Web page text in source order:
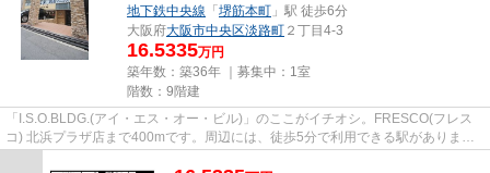
地下鉄中央線 「堺筋本町 」駅 徒歩6分
大阪府大阪市中央区淡路町 ２丁目4-3
16.5335万円
築年数：築36年 ｜募集中： 1室
階数：9階建
「I.S.O.BLDG.(アイ・エス・オー・ビル)」のここがイチオシ。FRESCO(フレス
コ) 北浜プラザ店まで400mです。周辺には、徒歩5分で利用できる駅がありま
す。初期費用はカードで決済いただ...